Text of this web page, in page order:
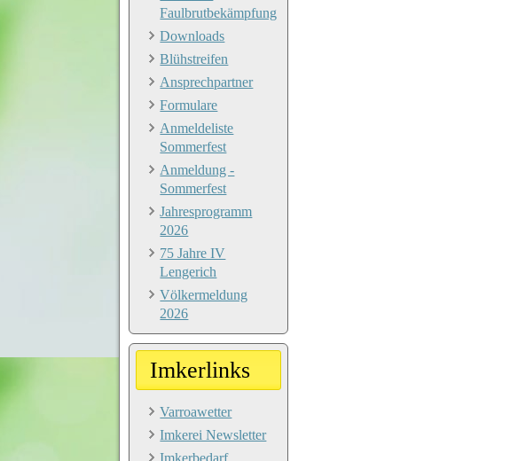
Faulbrutbekämpfung
Downloads
Blühstreifen
Ansprechpartner
Formulare
Anmeldeliste
Sommerfest
Anmeldung -
Sommerfest
Jahresprogramm
2026
75 Jahre IV
Lengerich
Völkermeldung
2026
Imkerlinks
Varroawetter
Imkerei Newsletter
Imkerbedarf